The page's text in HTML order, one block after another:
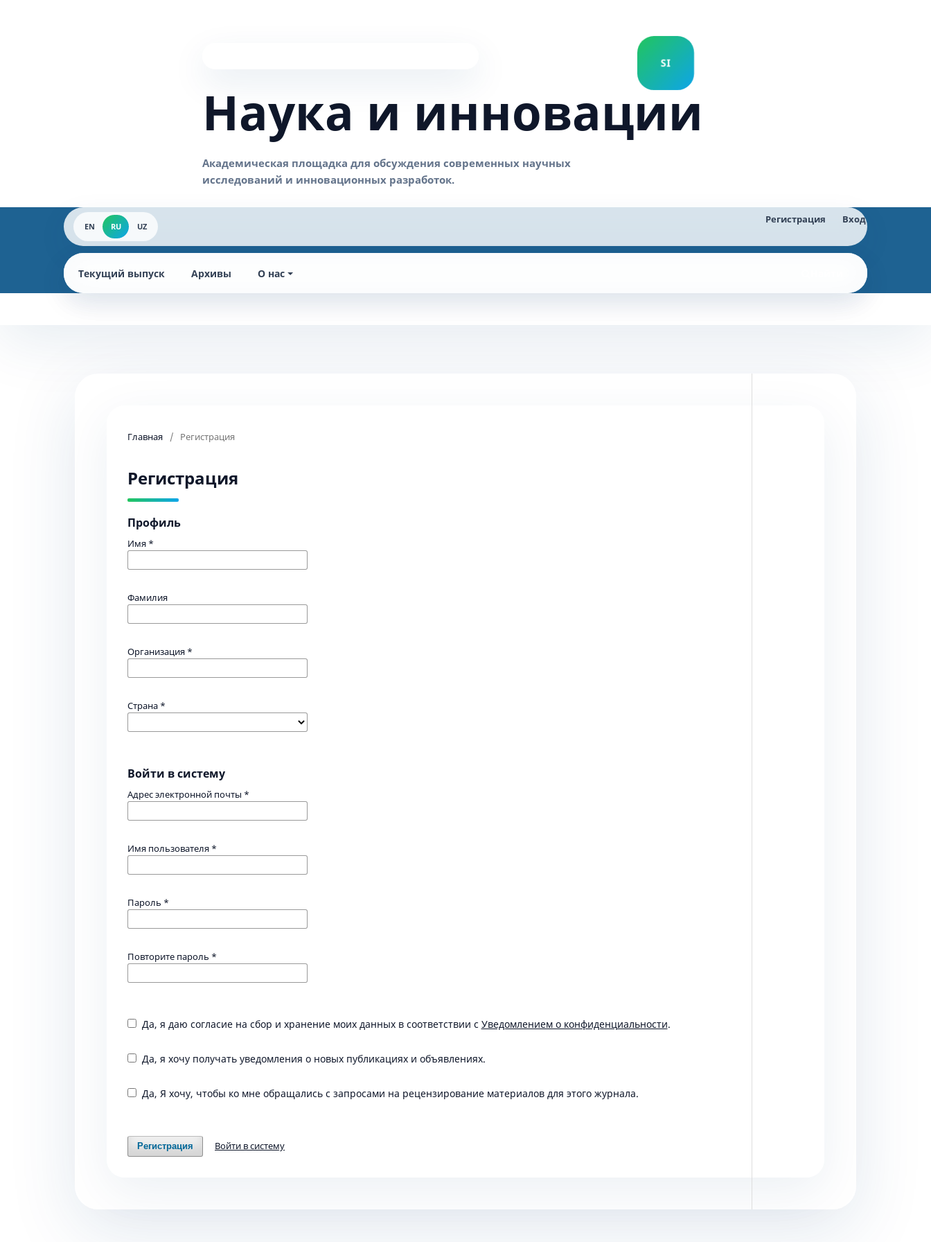
Наука и инновации
EN RU UZ
Регистрация Вход
Текущий выпуск Архивы О нас
Главная / Регистрация
Регистрация
Профиль
Имя *
Фамилия
Организация *
Страна *
Войти в систему
Адрес электронной почты *
Имя пользователя *
Пароль *
Повторите пароль *
Да, я даю согласие на сбор и хранение моих данных в соответствии с Уведомлением о конфиденциальности.
Да, я хочу получать уведомления о новых публикациях и объявлениях.
Да, Я хочу, чтобы ко мне обращались с запросами на рецензирование материалов для этого журнала.
Регистрация Войти в систему